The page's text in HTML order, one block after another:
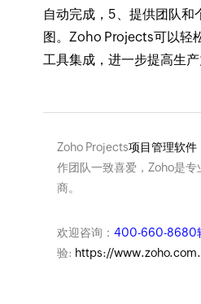
自动完成，5、提供团队和
图。Zoho Projects可以轻
工具集成，进一步提高生
Zoho Projects项目管理软件
作团队一致喜爱，Zoho是专
商。
欢迎咨询： 400-660-8680
验: https://